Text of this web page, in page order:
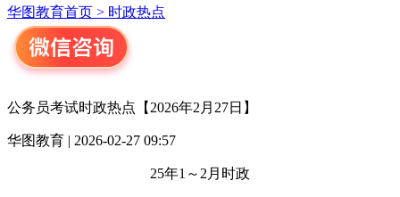
华图教育首页 > 时政热点
公务员考试时政热点【2026年2月27日】
华图教育 | 2026-02-27 09:57
25年1～2月时政